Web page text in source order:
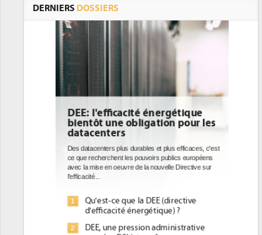
DERNIERS DOSSIERS
DEE: l'efficacité énergétique
bientôt une obligation pour les
datacenters
Des datacenters plus durables et plus efficaces, c'est
ce que recherchent les pouvoirs publics européens
avec la mise en oeuvre de la nouvelle Directive sur
l'efficacité...
1
Qu'est-ce que la DEE (directive
d'efficacité énergétique) ?
2
DEE, une pression administrative